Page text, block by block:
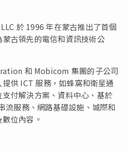
於 1996 年在蒙古推出了首個
古領先的電信和資訊技術公
和 Mobicom 集團的子公司
供 ICT 服務，如蜂窩和衛星通
付解決方案、資料中心、基於
流服務、網路基礎設施、城際和
位內容。